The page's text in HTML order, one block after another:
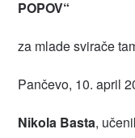
POPOV“
za mlade svirače
Pančevo, 10. april
Nikola Basta,